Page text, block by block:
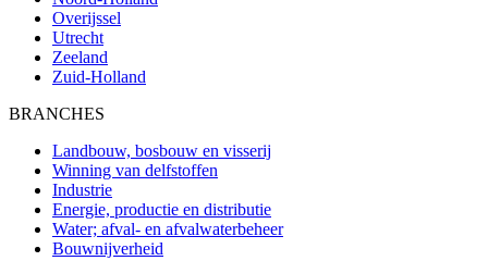
Overijssel
Utrecht
Zeeland
Zuid-Holland
BRANCHES
Landbouw, bosbouw en visserij
Winning van delfstoffen
Industrie
Energie, productie en distributie
Water; afval- en afvalwaterbeheer
Bouwnijverheid